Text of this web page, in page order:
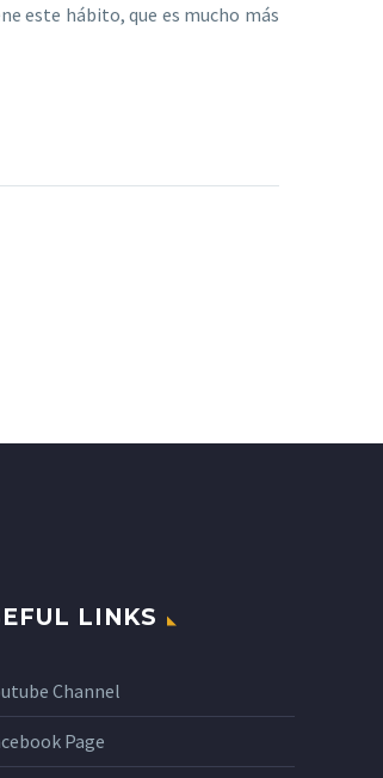
este hábito, que es mucho más
LINKS
Channel
Page